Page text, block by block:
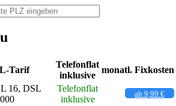
Tarif
Telefonflat
inklusive
monatl. Fixkosten
16, DSL
Telefonflat
inklusive
ab 9,99 €